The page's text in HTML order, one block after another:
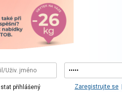
přihlášený Zaregistrujte se